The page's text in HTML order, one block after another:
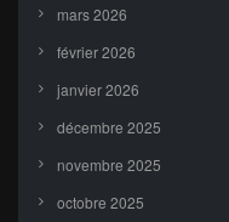
mars 2026
février 2026
janvier 2026
décembre 2025
novembre 2025
octobre 2025